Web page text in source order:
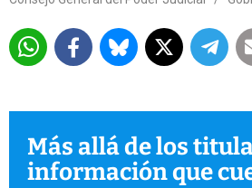
Más allá de los
información que